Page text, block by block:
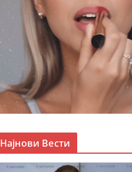
Најнови Вести